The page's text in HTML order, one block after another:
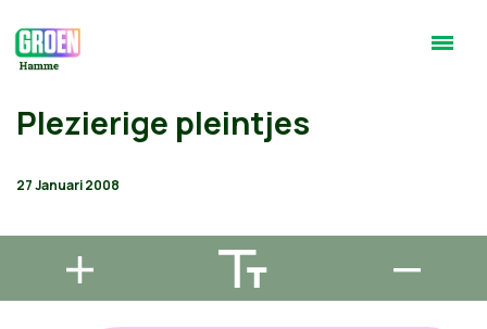
Plezierige pleintjes
27 Januari 2008